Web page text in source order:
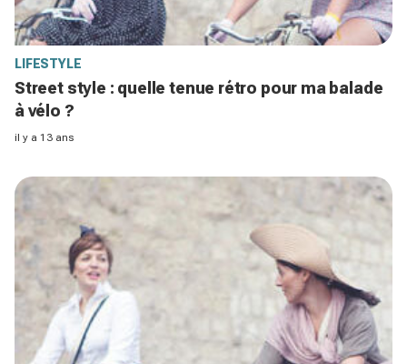
LIFESTYLE
Street style : quelle tenue rétro pour ma balade
à vélo ?
il y a 13 ans